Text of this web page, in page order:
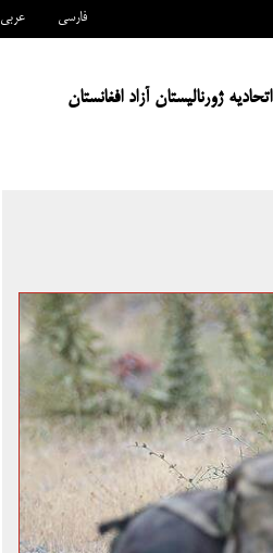
عربی فارسی
اتحادیه ژورنالیستان آزاد افغانستان